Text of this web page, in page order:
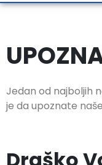
Jedan od najboljih
je da upoznate